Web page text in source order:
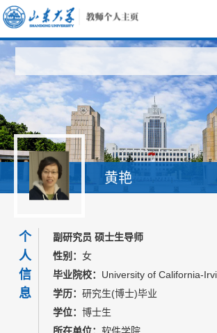
科学研究
教学研究
获奖信息
学生信息
我的相册
教师博客
黄艳
个
人
信
息
副研究员 硕士生导师
性别： 女
毕业院校： University of California-
学历： 研究生(博士)毕业
学位： 博士生